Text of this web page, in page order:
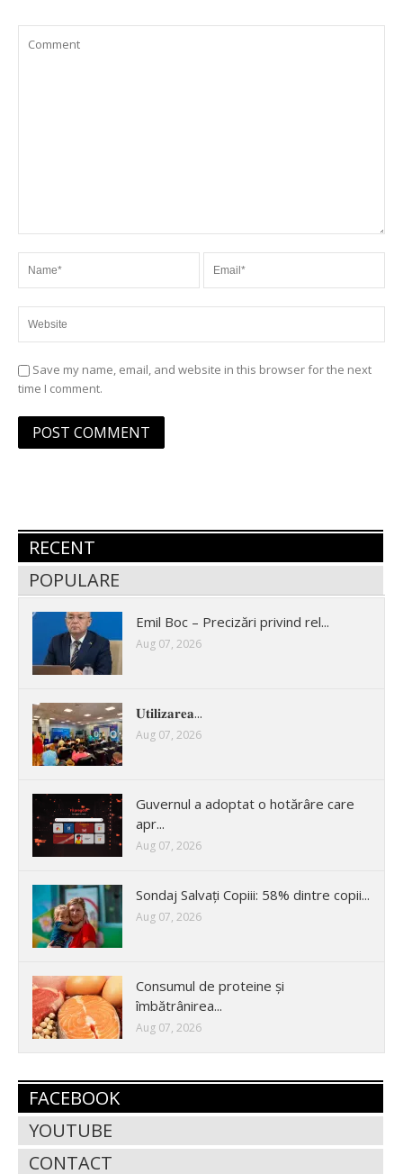
Save my name, email, and website in this browser for the next
time I comment.
RECENT
POPULARE
Emil Boc – Precizări privind rel...
Aug 07, 2026
𝐔𝐭𝐢𝐥𝐢𝐳𝐚𝐫𝐞𝐚...
Aug 07, 2026
Guvernul a adoptat o hotărâre care
apr...
Aug 07, 2026
Sondaj Salvați Copiii: 58% dintre copii...
Aug 07, 2026
Consumul de proteine și
îmbătrânirea...
Aug 07, 2026
FACEBOOK
YOUTUBE
CONTACT